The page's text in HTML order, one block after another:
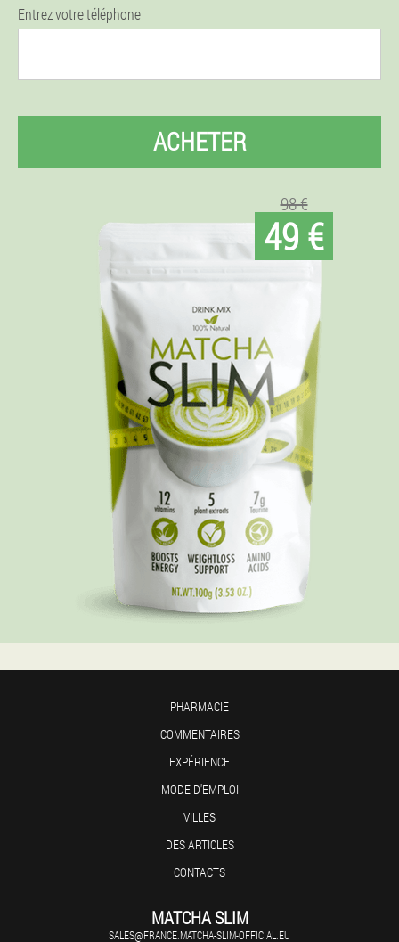
Entrez votre téléphone
ACHETER
98 €
49 €
PHARMACIE
COMMENTAIRES
EXPÉRIENCE
MODE D'EMPLOI
VILLES
DES ARTICLES
CONTACTS
MATCHA SLIM
SALES@FRANCE.MATCHA-SLIM-OFFICIAL.EU